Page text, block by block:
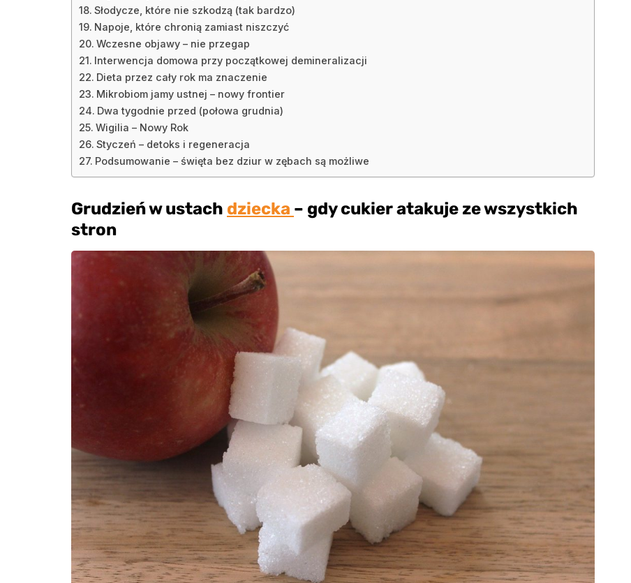
Słodycze, które nie szkodzą (tak bardzo)
Napoje, które chronią zamiast niszczyć
Wczesne objawy – nie przegap
Interwencja domowa przy początkowej demineralizacji
Dieta przez cały rok ma znaczenie
Mikrobiom jamy ustnej – nowy frontier
Dwa tygodnie przed (połowa grudnia)
Wigilia – Nowy Rok
Styczeń – detoks i regeneracja
Podsumowanie – święta bez dziur w zębach są możliwe
Grudzień w ustach dziecka – gdy cukier atakuje ze wszystkich
stron